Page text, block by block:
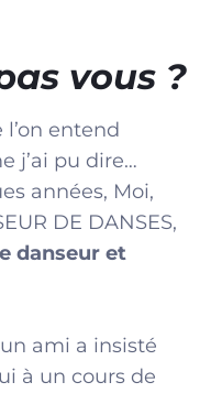
vous ?
entend
j’ai pu dire…
années, Moi,
DE DANSES,
danseur et
ami a insisté
à un cours de